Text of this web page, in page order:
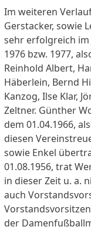
Im weiteren
Gerstacker, sowie
sehr erfolgreich im
1976 bzw. 1977,
Reinhold Albert,
Häberlein, Bernd
Kanzog, Ilse Klar,
Zeltner. Günther
dem 01.04.1966,
diesen
sowie Enkel
01.08.1956, trat
in dieser Zeit u. a.
auch
der